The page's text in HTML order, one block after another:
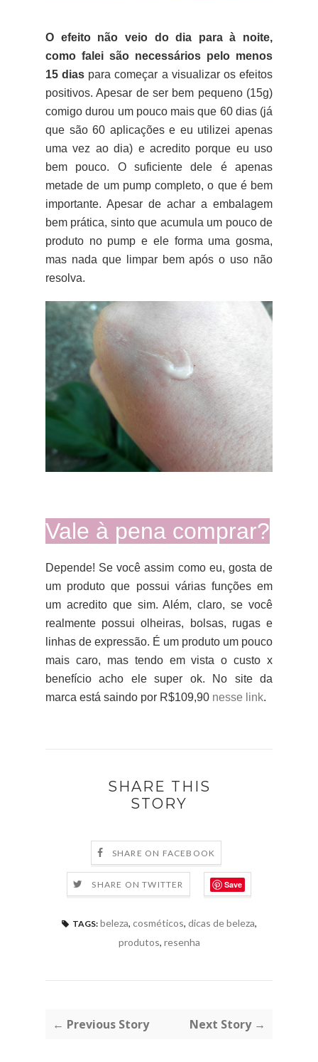
O efeito não veio do dia para à noite,
como falei são necessários pelo menos
15 dias para começar a visualizar os efeitos
positivos. Apesar de ser bem pequeno (15g)
comigo durou um pouco mais que 60 dias (já
que são 60 aplicações e eu utilizei apenas
uma vez ao dia) e acredito porque eu uso
bem pouco. O suficiente dele é apenas
metade de um pump completo, o que é bem
importante. Apesar de achar a embalagem
bem prática, sinto que acumula um pouco de
produto no pump e ele forma uma gosma,
mas nada que limpar bem após o uso não
resolva.
Vale à pena comprar?
Depende! Se você assim como eu, gosta de
um produto que possui várias funções em
um acredito que sim. Além, claro, se você
realmente possui olheiras, bolsas, rugas e
linhas de expressão. É um produto um pouco
mais caro, mas tendo em vista o custo x
benefício acho ele super ok. No site da
marca está saindo por R$109,90 nesse link.
SHARE THIS
STORY
SHARE ON FACEBOOK
SHARE ON TWITTER Save
TAGS: beleza, cosméticos, dicas de beleza,
produtos, resenha
← Previous Story Next Story →